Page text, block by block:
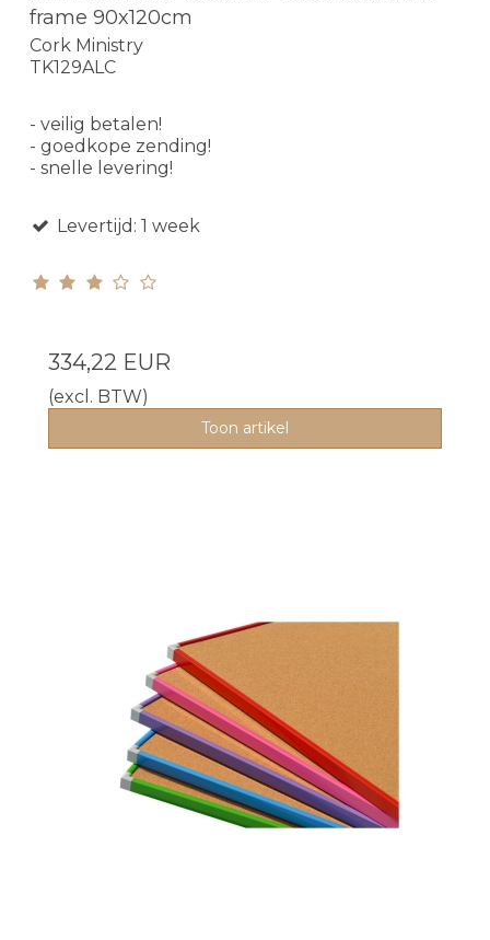
frame 90x120cm
Cork Ministry
TK129ALC
- veilig betalen!
- goedkope zending!
- snelle levering!
Levertijd: 1 week
334,22 EUR
(excl. BTW)
Toon artikel